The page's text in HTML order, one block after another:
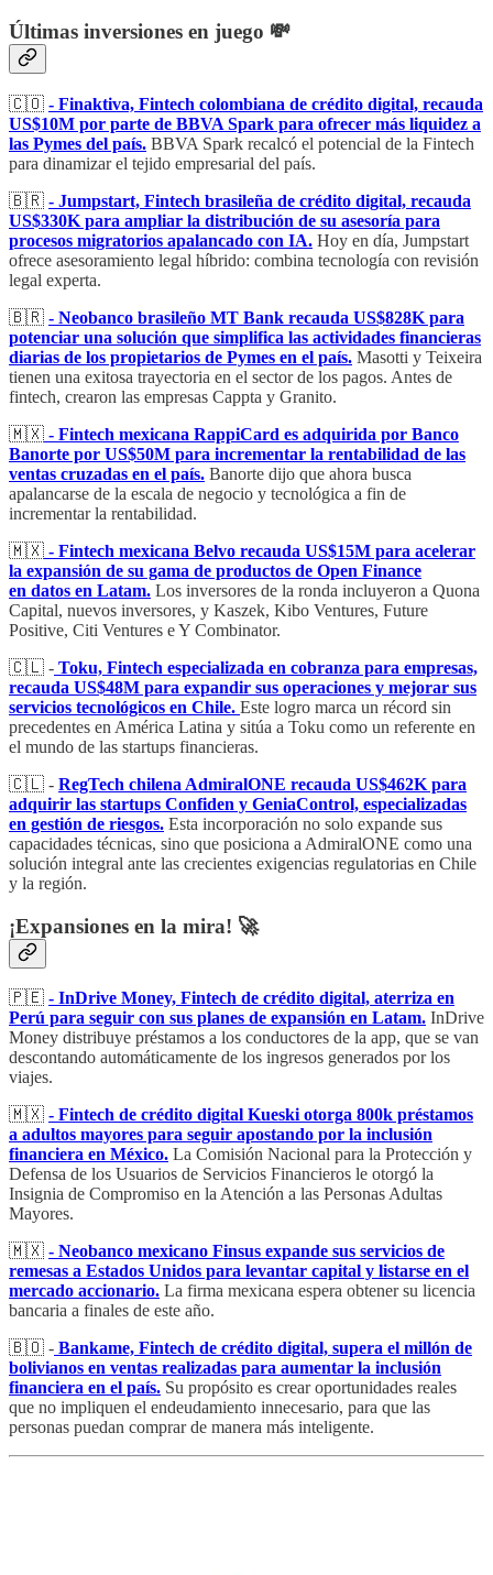
Últimas inversiones en juego 💸
🇨🇴 - Finaktiva, Fintech colombiana de crédito digital, recauda
US$10M por parte de BBVA Spark para ofrecer más liquidez a
las Pymes del país. BBVA Spark recalcó el potencial de la Fintech
para dinamizar el tejido empresarial del país.
🇧🇷 - Jumpstart, Fintech brasileña de crédito digital, recauda
US$330K para ampliar la distribución de su asesoría para
procesos migratorios apalancado con IA. Hoy en día, Jumpstart
ofrece asesoramiento legal híbrido: combina tecnología con revisión
legal experta.
🇧🇷 - Neobanco brasileño MT Bank recauda US$828K para
potenciar una solución que simplifica las actividades financieras
diarias de los propietarios de Pymes en el país. Masotti y Teixeira
tienen una exitosa trayectoria en el sector de los pagos. Antes de
fintech, crearon las empresas Cappta y Granito.
🇲🇽 - Fintech mexicana RappiCard es adquirida por Banco
Banorte por US$50M para incrementar la rentabilidad de las
ventas cruzadas en el país. Banorte dijo que ahora busca
apalancarse de la escala de negocio y tecnológica a fin de
incrementar la rentabilidad.
🇲🇽 - Fintech mexicana Belvo recauda US$15M para acelerar
la expansión de su gama de productos de Open Finance
en datos en Latam. Los inversores de la ronda incluyeron a Quona
Capital, nuevos inversores, y Kaszek, Kibo Ventures, Future
Positive, Citi Ventures e Y Combinator.
🇨🇱 - Toku, Fintech especializada en cobranza para empresas,
recauda US$48M para expandir sus operaciones y mejorar sus
servicios tecnológicos en Chile. Este logro marca un récord sin
precedentes en América Latina y sitúa a Toku como un referente en
el mundo de las startups financieras.
🇨🇱 - RegTech chilena AdmiralONE recauda US$462K para
adquirir las startups Confiden y GeniaControl, especializadas
en gestión de riesgos. Esta incorporación no solo expande sus
capacidades técnicas, sino que posiciona a AdmiralONE como una
solución integral ante las crecientes exigencias regulatorias en Chile
y la región.
¡Expansiones en la mira! 🚀
🇵🇪 - InDrive Money, Fintech de crédito digital, aterriza en
Perú para seguir con sus planes de expansión en Latam. InDrive
Money distribuye préstamos a los conductores de la app, que se van
descontando automáticamente de los ingresos generados por los
viajes.
🇲🇽 - Fintech de crédito digital Kueski otorga 800k préstamos
a adultos mayores para seguir apostando por la inclusión
financiera en México. La Comisión Nacional para la Protección y
Defensa de los Usuarios de Servicios Financieros le otorgó la
Insignia de Compromiso en la Atención a las Personas Adultas
Mayores.
🇲🇽 - Neobanco mexicano Finsus expande sus servicios de
remesas a Estados Unidos para levantar capital y listarse en el
mercado accionario. La firma mexicana espera obtener su licencia
bancaria a finales de este año.
🇧🇴 - Bankame, Fintech de crédito digital, supera el millón de
bolivianos en ventas realizadas para aumentar la inclusión
financiera en el país. Su propósito es crear oportunidades reales
que no impliquen el endeudamiento innecesario, para que las
personas puedan comprar de manera más inteligente.